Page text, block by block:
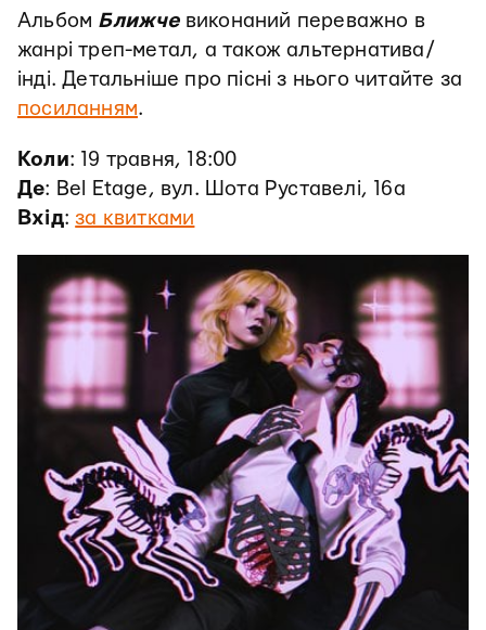
Альбом Ближчевиконаний переважно в
жанрі треп-метал, а також альтернатива/
інді. Детальніше про пісні з нього читайте за
посиланням.
Коли: 19 травня, 18:00
Де: Bel Etage, вул. Шота Руставелі, 16а
Вхід: за квитками